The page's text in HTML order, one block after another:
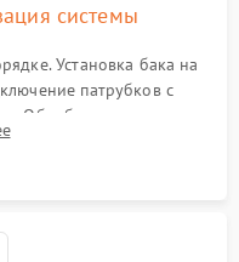
системы
Установка бака на
патрубков с
Обработка стыков
протечек воды.